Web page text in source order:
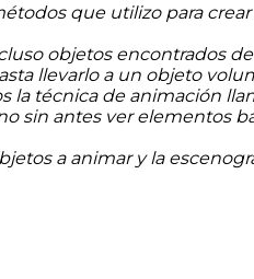
que utilizo para
objetos encontrados
llevarlo a un objeto
la técnica de animación
sin antes ver elementos
a animar y la